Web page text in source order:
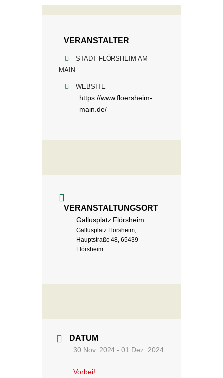
VERANSTALTER
STADT FLÖRSHEIM AM
MAIN
WEBSITE
https://www.floersheim-
main.de/
VERANSTALTUNGSORT
Gallusplatz Flörsheim
Gallusplatz Flörsheim,
Hauptstraße 48, 65439
Flörsheim
DATUM
30 Nov. 2024 - 01 Dez. 2024
Vorbei!